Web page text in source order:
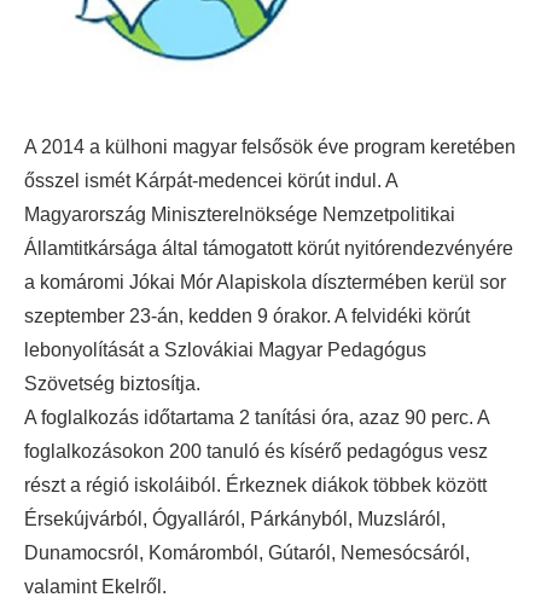
A 2014 a külhoni magyar felsősök éve program keretében
ősszel ismét Kárpát-medencei körút indul. A
Magyarország Miniszterelnöksége Nemzetpolitikai
Államtitkársága által támogatott körút nyitórendezvényére
a komáromi Jókai Mór Alapiskola dísztermében kerül sor
szeptember 23-án, kedden 9 órakor. A felvidéki körút
lebonyolítását a Szlovákiai Magyar Pedagógus
Szövetség biztosítja.
A foglalkozás időtartama 2 tanítási óra, azaz 90 perc. A
foglalkozásokon 200 tanuló és kísérő pedagógus vesz
részt a régió iskoláiból. Érkeznek diákok többek között
Érsekújvárból, Ógyalláról, Párkányból, Muzsláról,
Dunamocsról, Komáromból, Gútaról, Nemesócsáról,
valamint Ekelről.